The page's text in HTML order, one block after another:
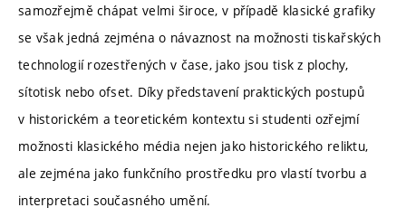
samozřejmě chápat velmi široce, v případě klasické grafiky
se však jedná zejména o návaznost na možnosti tiskařských
technologií rozestřených v čase, jako jsou tisk z plochy,
sítotisk nebo ofset. Díky představení praktických postupů
v historickém a teoretickém kontextu si studenti ozřejmí
možnosti klasického média nejen jako historického reliktu,
ale zejména jako funkčního prostředku pro vlastí tvorbu a
interpretaci současného umění.